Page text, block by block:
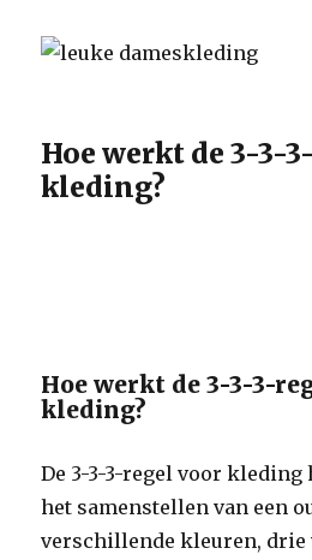
Hoe werkt de 3-3-
kleding?
Hoe werkt de 3-3-3-
kleding?
De 3-3-3-regel voor kleding
het samenstellen van een
verschillende kleuren,